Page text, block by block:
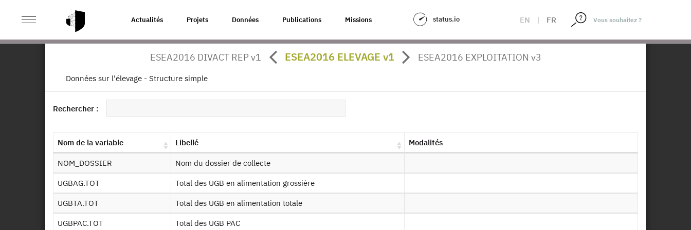
Actualités Projets Données Publications Missions status.io EN | FR
ACCUEIL PAGE PRODUIT
Dessin de fichier
Retour à la source
2016
Dessin de fichier
ESEA2016 DIVACT REP v1 ESEA2016 ELEVAGE v1 ESEA2016 EXPLOITATION v3
Données sur l'élevage - Structure simple
Rechercher :
Nom de la variable Libellé Modalités
NOM_DOSSIER Nom du dossier de collecte
UGBAG.TOT Total des UGB en alimentation grossière
UGBTA.TOT Total des UGB en alimentation totale
UGBPAC.TOT Total des UGB PAC